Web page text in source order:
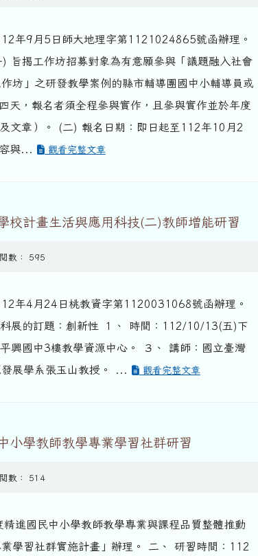
年9月5日師大地理字第1121024865號函辦理。
旨揭工作坊招募對象為有意願參與「議題融入社會
坊」之研發教學案例的縣市輔導團國中小輔導員或
天，報名者須全程參與實作，且參與實作並於年度
文章）。 (二) 報名日期：即日起至112年10月2
與...
觀看完整文章
校計畫生活與應用科技(二)教師增能研習
數： 595
年4月24日桃教資字第1120031068號函辦理。
展的訂題：創新性 １、 時間：112/10/13(五)下
興國中3樓教學資源中心。 ３、 講師：國立臺灣
展學系張玉山教授。 ...
觀看完整文章
小學教師教學專業學習社群研習
數： 514
進國民中小學教師教學專業與課程品質整體推動
學習社群實施計畫」辦理。 二、 研習時間：112